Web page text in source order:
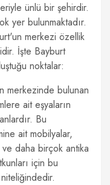
ünlü bir şehirdir.
yer bulunmaktadır.
merkezi özellik
İşte Bayburt
noktalar:
merkezinde bulunan
ait eşyaların
Bu
ait mobilyalar,
daha birçok antika
için bu